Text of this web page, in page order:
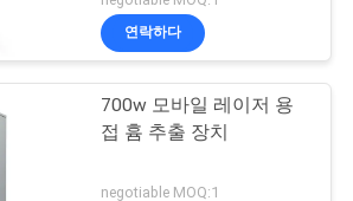
연락하다
700w 모바일 레이저 용
접 흄 추출 장치
negotiable MOQ:1